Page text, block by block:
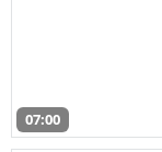
07:00